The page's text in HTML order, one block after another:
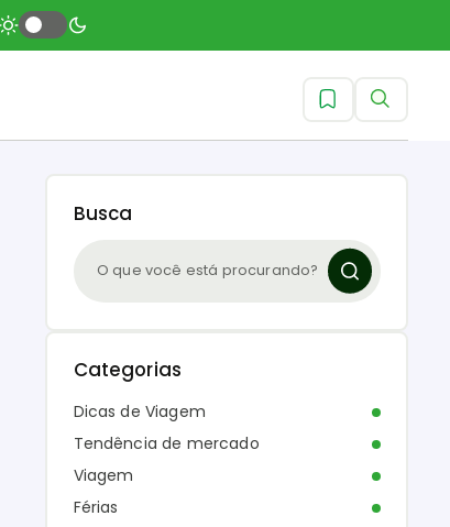
Busca
Categorias
Dicas de Viagem
Tendência de mercado
Viagem
Férias